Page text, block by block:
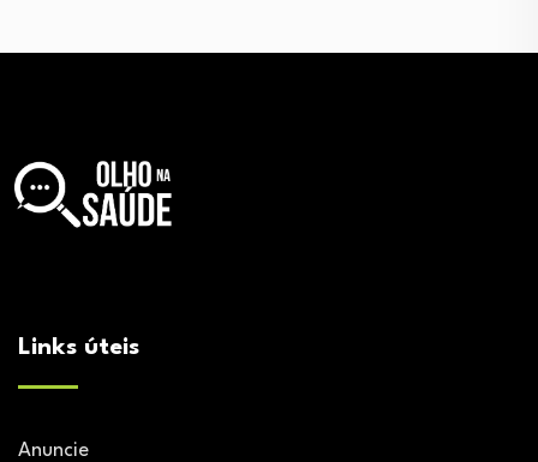
Links úteis
Anuncie